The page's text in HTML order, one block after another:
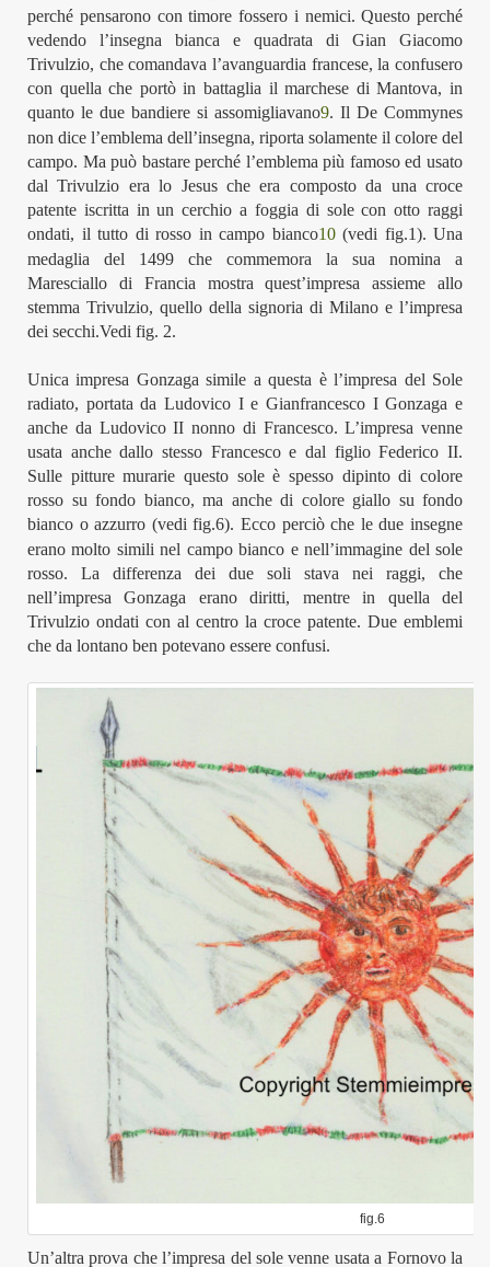
perché pensarono con timore fossero i nemici. Questo perché
vedendo l’insegna bianca e quadrata di Gian Giacomo
Trivulzio, che comandava l’avanguardia francese,la confusero
con quella che portò in battaglia il marchese di Mantova, in
quanto le due bandiere si assomigliavano9. Il De Commynes
non dice l’emblema dell’insegna, riporta solamente il colore del
campo. Ma può bastare perché l’emblema più famosoed usato
dal Trivulzio era lo Jesus che era composto da una croce
patente iscritta in un cerchio a foggia di sole con otto raggi
ondati, il tutto di rosso in campo bianco10 (vedi fig.1). Una
medaglia del 1499 che commemora la sua nomina a
Maresciallo di Francia mostra quest’impresa assieme allo
stemma Trivulzio, quello della signoria di Milano e l’impresa
dei secchi.Vedi fig. 2.
Unica impresa Gonzaga simile a questa è l’impresa del Sole
radiato, portata da Ludovico I e Gianfrancesco I Gonzaga e
anche da Ludovico II nonno di Francesco.L’impresa venne
usata anche dallo stesso Francesco e dal figlio Federico II.
Sulle pitture murarie questo sole è spesso dipinto di colore
rosso su fondo bianco, ma anche di colore giallo su fondo
bianco o azzurro (vedi fig.6).Ecco perciòche ledue insegne
erano molto simili nel campo bianco e nell’immagine del sole
rosso. La differenza dei due soli stava nei raggi, che
nell’impresa Gonzaga eranodiritti, mentre in quella del
Trivulzio ondati con al centro la croce patente. Due emblemi
che da lontano ben potevano essere confusi.
fig.6
Un’altra prova che l’impresa del solevenne usata a Fornovo la